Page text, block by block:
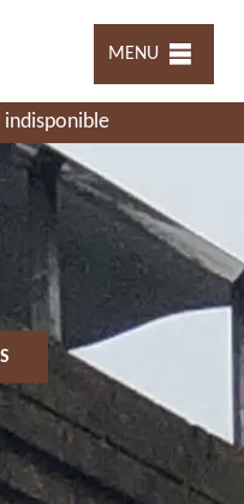
MENU
indisponible